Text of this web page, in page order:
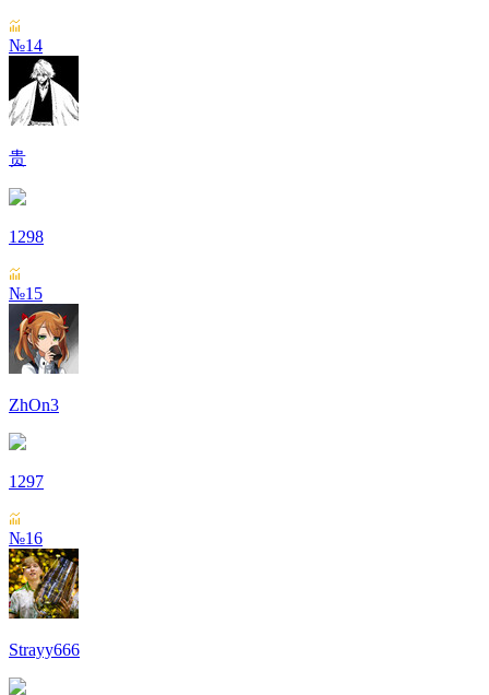
№14
贵
1298
№15
ZhOn3
1297
№16
Strayy666